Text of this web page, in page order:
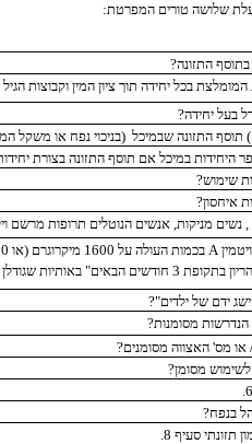
שלושה טורים המפרטת:
בתוסף התזונה?
בכל יחידה תוך ציון המין וקבוצות
בעל יחידה?
תוסף התזונה שבמיכל (בניכוי נפח או משקל
היחידות במיכל אם תוסף התזונה בצורת
שימוש?
איחסון?
, נשים מניקות, אנשים הנוטלים תרופות מרשם
A בכמות העולה על 1600 מיקרוגרם (או 5000 יחידות בן לאומיות)
שגודלן 2 מילימטרים לפחות?
ידם של ילדים"?
מסומנות?
או מס' האצווה מסומנים?
מסומן?
בנפח?
תזונתי סעיף 8.